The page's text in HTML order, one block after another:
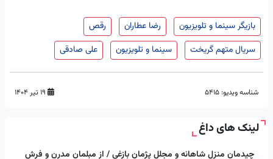
بازیگر سینما و تلویزیون رضا عطاران
رقص
سریال متهم گریخت
سینما و تلویزیون علی صادقی
شناسه ویدیو:
لینک های داغ
چیدمان منزل شاهانه و مجلل پژمان بازغی / از مبلمان مدرن و فرش